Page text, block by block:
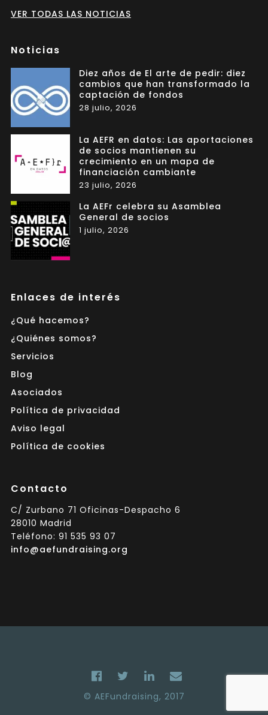
VER TODAS LAS NOTICIAS
Noticias
Diez años de El arte de pedir: diez
cambios que han transformado la
captación de fondos
28 julio, 2026
La AEFR en datos: Las aportaciones
de socios mantienen su
crecimiento en un mapa de
financiación cambiante
23 julio, 2026
La AEFr celebra su Asamblea
General de socios
1 julio, 2026
Enlaces de interés
¿Qué hacemos?
¿Quiénes somos?
Servicios
Blog
Asociados
Política de privacidad
Aviso legal
Política de cookies
Contacto
C/ Zurbano 71 Oficinas-Despacho 6
28010 Madrid
Teléfono: 91 535 93 07
info@aefundraising.org
© AEFundraising, 2017